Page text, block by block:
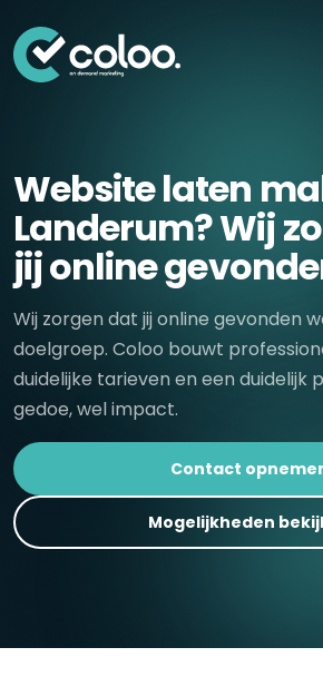
Website laten
Landerum? Wij
jij online
Wij zorgen dat jij online gevonden
doelgroep. Coloo bouwt
duidelijke tarieven en een duidelijk
gedoe, wel impact.
Contact
Mogelijkheden